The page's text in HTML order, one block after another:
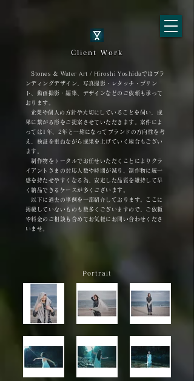
Client Work
Stones & Water Art / Hiroshi Yoshidaでは ​ブラ
ンディングデザイン、 写真撮影・レタッチ・プリン
ト、
動画撮影・編集、 デザイン などのご依頼も承って
おります。
企業や個人の方針や大切にしていることを伺い、成
果に繋がる形をご提案させていただきます。 案件によ
っては1年、2年と一緒になってブランド の方向性を考
え、 検証を重ねながら成果を上げていく場合もござい
ます。
​制作物をトータルでお任せいただくことにより クラ
イアントさまの対応人数や時間が減り、制作物に統一
感を持たせやすくなる為、安定した品質を維持して早
く納品できるケースが ​多くございます。
以下に過去の事例を一部紹介しております。 ここに
掲載していないものも数多くございますので、 ご依頼
や料金のご相談も含めてお気軽に お問い合わせくださ
いませ。
Portrait